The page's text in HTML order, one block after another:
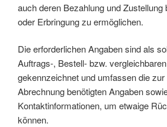
auch deren Bezahlung und Zustellung
oder Erbringung zu ermöglichen.
Die erforderlichen Angaben sind als
Auftrags-, Bestell- bzw.
gekennzeichnet und umfassen die
Abrechnung benötigten Angaben
Kontaktinformationen, um etwaige
können.